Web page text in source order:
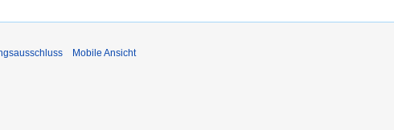
Mobile Ansicht